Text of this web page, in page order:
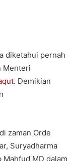
diketahui pernah
Menteri
. Demikian
zaman Orde
Suryadharma
Mahfud MD dalam